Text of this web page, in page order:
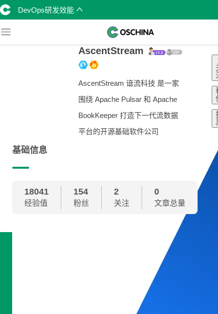
DevOps研发效能
AscentStream
AscentStream 谙流科技 是一家
围绕 Apache Pulsar 和 Apache
BookKeeper 打造下一代流数据
平台的开源基础软件公司
基础信息
18041
经验值
154
粉丝
2
关注
0
文章总量